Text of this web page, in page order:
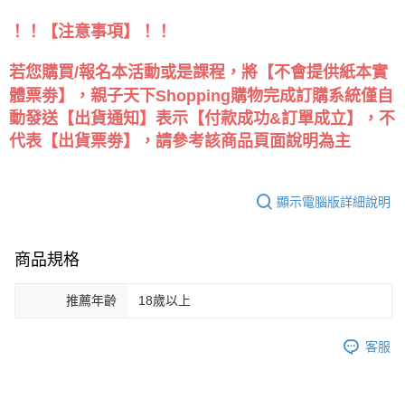
！！【注意事項】！！
若您購買/報名本活動或是課程，將【不會提供紙本實
體票劵】，親子天下Shopping購物完成訂購系統僅自
動發送【出貨通知】表示【付款成功&訂單成立】，不
代表【出貨票劵】，請參考該商品頁面說明為主
顯示電腦版詳細說明
商品規格
推薦年齡 18歲以上
客服